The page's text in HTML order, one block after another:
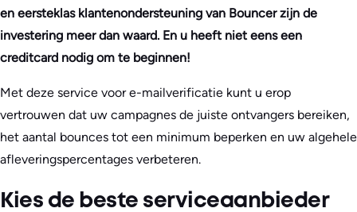
en eersteklas klantenondersteuning van Bouncer zijn de
investering meer dan waard. En u heeft niet eens een
creditcard nodig om te beginnen!
Met deze service voor e-mailverificatie kunt u erop
vertrouwen dat uw campagnes de juiste ontvangers bereiken,
het aantal bounces tot een minimum beperken en uw algehele
afleveringspercentages verbeteren.
Kies de beste serviceaanbieder